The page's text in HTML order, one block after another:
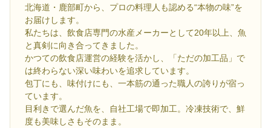
北海道・鹿部町から、プロの料理人も認める“本物の味”を
お届けします。
私たちは、飲食店専門の水産メーカーとして20年以上、魚
と真剣に向き合ってきました。
かつての飲食店運営の経験を活かし、「ただの加工品」で
は終わらない深い味わいを追求しています。
包丁にも、味付けにも、一本筋の通った職人の誇りが宿っ
ています。
目利きで選んだ魚を、自社工場で即加工。冷凍技術で、鮮
度も美味しさもそのまま。